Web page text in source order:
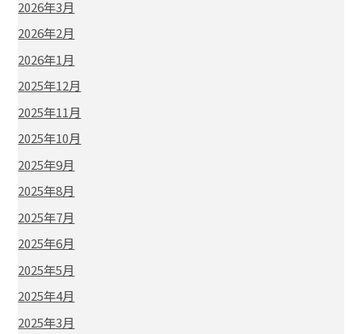
2026年3月
2026年2月
2026年1月
2025年12月
2025年11月
2025年10月
2025年9月
2025年8月
2025年7月
2025年6月
2025年5月
2025年4月
2025年3月